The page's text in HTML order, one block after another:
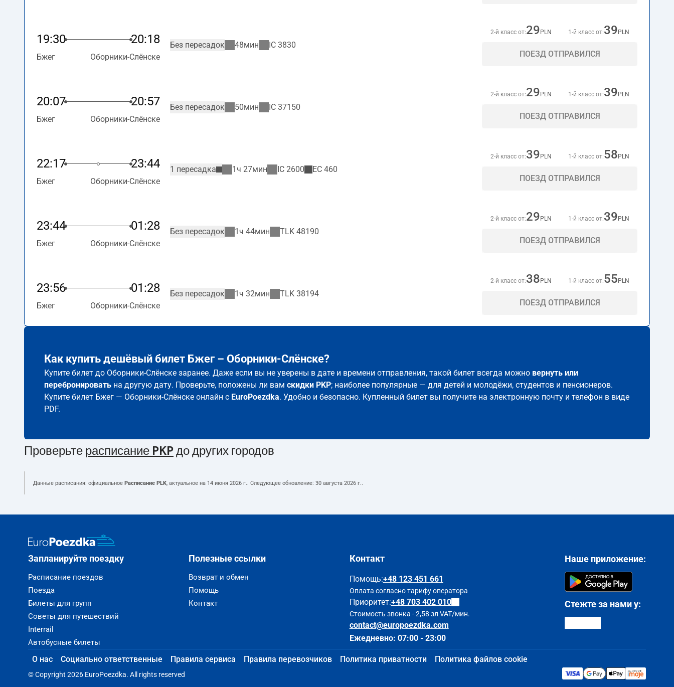
19:30 20:18
Бжег Оборники-Слёнске
Без пересадок 48мин IC 3830
2-й класс от:29 PLN 1-й класс от:39 PLN
ПОЕЗД ОТПРАВИЛСЯ
20:07 20:57
Бжег Оборники-Слёнске
Без пересадок 50мин IC 37150
2-й класс от:29 PLN 1-й класс от:39 PLN
ПОЕЗД ОТПРАВИЛСЯ
22:17 23:44
Бжег Оборники-Слёнске
1 пересадка 1ч 27мин IC 2600 EC 460
2-й класс от:39 PLN 1-й класс от:58 PLN
ПОЕЗД ОТПРАВИЛСЯ
23:44 01:28
Бжег Оборники-Слёнске
Без пересадок 1ч 44мин TLK 48190
2-й класс от:29 PLN 1-й класс от:39 PLN
ПОЕЗД ОТПРАВИЛСЯ
23:56 01:28
Бжег Оборники-Слёнске
Без пересадок 1ч 32мин TLK 38194
2-й класс от:38 PLN 1-й класс от:55 PLN
ПОЕЗД ОТПРАВИЛСЯ
Как купить дешёвый билет Бжег – Оборники-Слёнске?
Купите билет до Оборники-Слёнске заранее. Даже если вы не уверены в дате и времени отправления, такой билет всегда можно вернуть или
перебронировать на другую дату. Проверьте, положены ли вам скидки PKP; наиболее популярные — для детей и молодёжи, студентов и пенсионеров.
Купите билет Бжег — Оборники-Слёнске онлайн с EuroPoezdka. Удобно и безопасно. Купленный билет вы получите на электронную почту и телефон в виде
PDF.
Проверьте расписание PKP до других городов
Данные расписания: официальное Расписание PLK, актуальное на 14 июня 2026 г.. Следующее обновление: 30 августа 2026 г..
Запланируйте поездку
Расписание поездов
Поезда
Билеты для групп
Советы для путешествий
Interrail
Автобусные билеты
Полезные ссылки
Возврат и обмен
Помощь
Контакт
Контакт
Помощь:+48 123 451 661
Оплата согласно тарифу оператора
Приоритет:+48 703 402 010
Стоимость звонка - 2,58 зл VAT/мин.
contact@europoezdka.com
Ежедневно: 07:00 - 23:00
Наше приложение:
Стежте за нами у:
О нас Социально ответственные Правила сервиса Правила перевозчиков Политика приватности Политика файлов cookie
© Copyright 2026 EuroPoezdka. All rights reserved